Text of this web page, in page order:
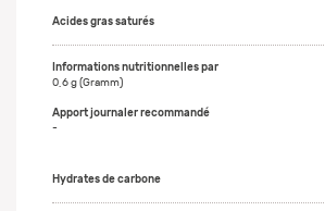
Acides gras saturés
0,6 g (Gramm)
-
Hydrates de carbone